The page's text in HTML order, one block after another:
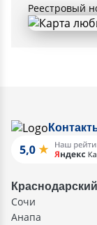
Реестровый
Сочи
Анапа